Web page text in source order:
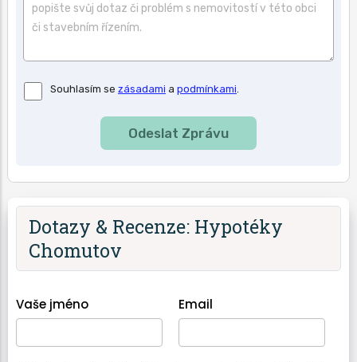
Souhlas
se
Souhlasím se zásadami a podmínkami
Dotazy & Recenze: Hypotéky
Chomutov
Vaše jméno Email